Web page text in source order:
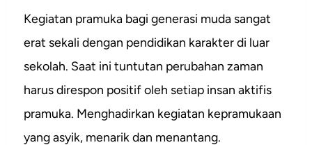
Kegiatan pramuka bagi generasi muda sangat
erat sekali dengan pendidikan karakter di luar
sekolah. Saat ini tuntutan perubahan zaman
harus direspon positif oleh setiap insan aktifis
pramuka. Menghadirkan kegiatan kepramukaan
yang asyik, menarik dan menantang.